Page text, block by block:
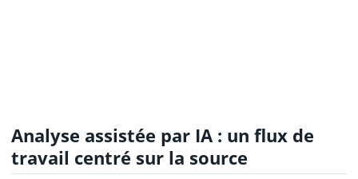
Analyse assistée par IA : un flux de
travail centré sur la source